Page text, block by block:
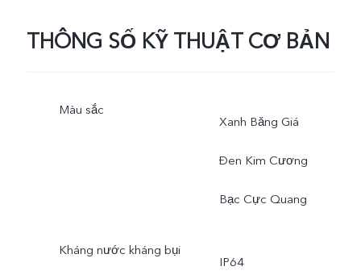
THÔNG SỐ KỸ THUẬT CƠ BẢN
Màu sắc
Xanh Bǎng Giá
Đen Kim Cương
Bạc Cực Quang
Kháng nước kháng bụi
IP64